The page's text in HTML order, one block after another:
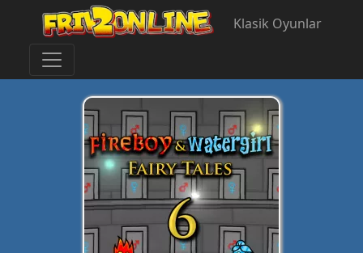
Klasik Oyunlar